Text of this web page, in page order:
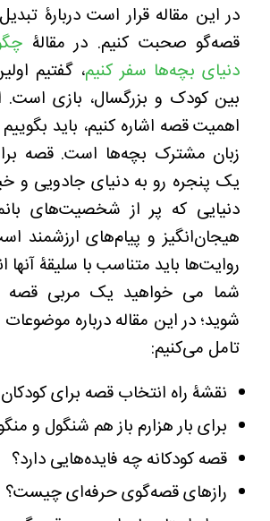
در این مقاله قرار است دربارۀ
قصه‌گو صحبت کنیم. در مقالۀ
دنیای بچه‌ها سفر کنیم، گفتیم
بین کودک و بزرگسال، بازی است.
اهمیت قصه اشاره کنیم، باید
زبان مشترک بچه‌ها است. قصه
یک پنجره رو به دنیای جادویی و
دنیایی که پر از شخصیت‌های
هیجان‌انگیز و پیام‌های ارزشمند
روایت‌ها باید متناسب با سلیقۀ
شما می خواهید یک مربی قصه
شوید؛ در این مقاله درباره
تامل می‌کنیم:
نقشۀ راه انتخاب قصه برای کودکان
برای بار هزارم باز هم شنگول و
قصه کودکانه چه فایده‌هایی دارد؟
رازهای قصه‌گوی حرفه‌ای چیست؟